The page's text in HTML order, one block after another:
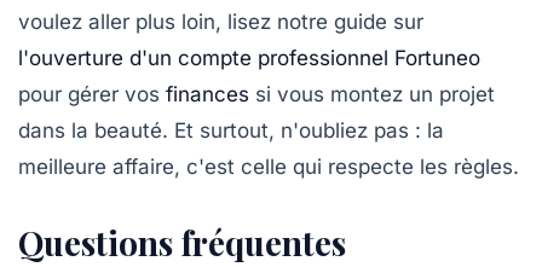
voulez aller plus loin, lisez notre guide sur
l'ouverture d'un compte professionnel Fortuneo
pour gérer vos finances si vous montez un projet
dans la beauté. Et surtout, n'oubliez pas : la
meilleure affaire, c'est celle qui respecte les règles.
Questions fréquentes